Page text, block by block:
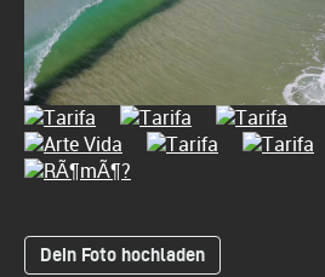
Dein Foto hochladen